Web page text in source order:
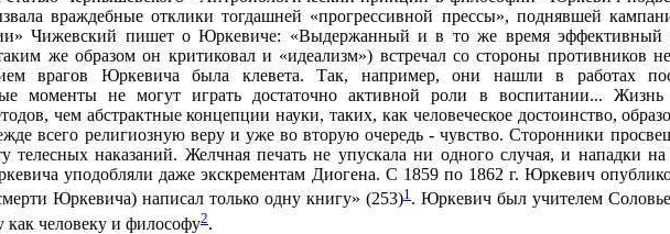
враждебные отклики тогдашней «прогрессивной прессы», поднявшей
Чижевский пишет о Юркевиче: «Выдержанный и в то же время
же образом он критиковал и «идеализм») встречал со стороны противников
врагов Юркевича была клевета. Так, например, они нашли в работах
моменты не могут играть достаточно активной роли в воспитании...
чем абстрактные концепции науки, таких, как человеческое достоинство,
всего религиозную веру и уже во вторую очередь - чувство. Сторонники
телесных наказаний. Желчная печать не упускала ни одного случая, и нападки
уподобляли даже экскрементам Диогена. С 1859 по 1862 г. Юркевич
Юркевича) написал только одну книгу» (253)1 . Юркевич был учителем
человеку и философу2.